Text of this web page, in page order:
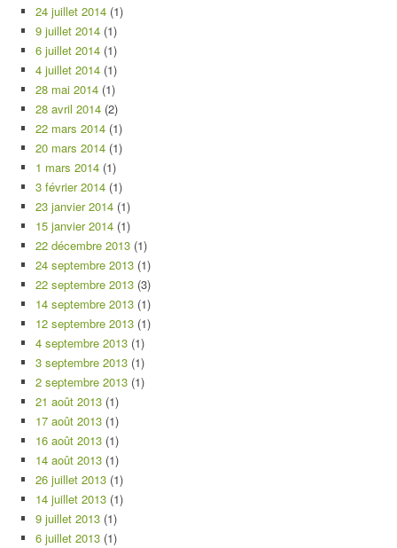
24 juillet 2014 (1)
9 juillet 2014 (1)
6 juillet 2014 (1)
4 juillet 2014 (1)
28 mai 2014 (1)
28 avril 2014 (2)
22 mars 2014 (1)
20 mars 2014 (1)
1 mars 2014 (1)
3 février 2014 (1)
23 janvier 2014 (1)
15 janvier 2014 (1)
22 décembre 2013 (1)
24 septembre 2013 (1)
22 septembre 2013 (3)
14 septembre 2013 (1)
12 septembre 2013 (1)
4 septembre 2013 (1)
3 septembre 2013 (1)
2 septembre 2013 (1)
21 août 2013 (1)
17 août 2013 (1)
16 août 2013 (1)
14 août 2013 (1)
26 juillet 2013 (1)
14 juillet 2013 (1)
9 juillet 2013 (1)
6 juillet 2013 (1)